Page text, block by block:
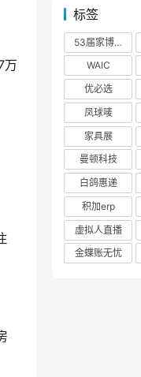
万
标签
53届家博会
WAIC
优必选
凤球唛
家具展
曼顿科技
白鸽惠递
积加erp
虚拟人直播
金蝶账无忧